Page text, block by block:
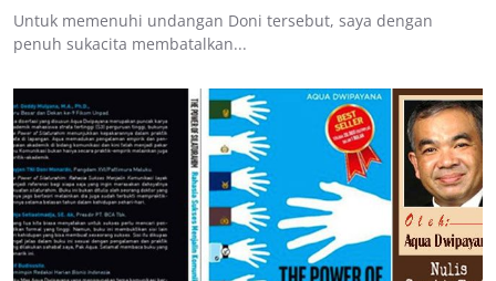
Untuk memenuhi undangan Doni tersebut, saya dengan
penuh sukacita membatalkan...